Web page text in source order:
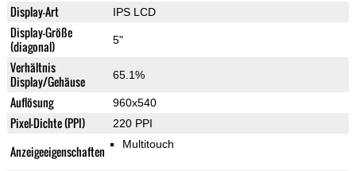
Display-Art IPS LCD
Display-Größe
(diagonal)
5"
Verhältnis
Display/Gehäuse
65.1%
Auflösung 960x540
Pixel-Dichte (PPI) 220 PPI
Anzeigeeigenschaften Multitouch